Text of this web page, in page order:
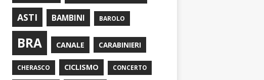
ASTI
BAMBINI BAROLO
BRA CANALE CARABINIERI
CHERASCO CICLISMO CONCERTO